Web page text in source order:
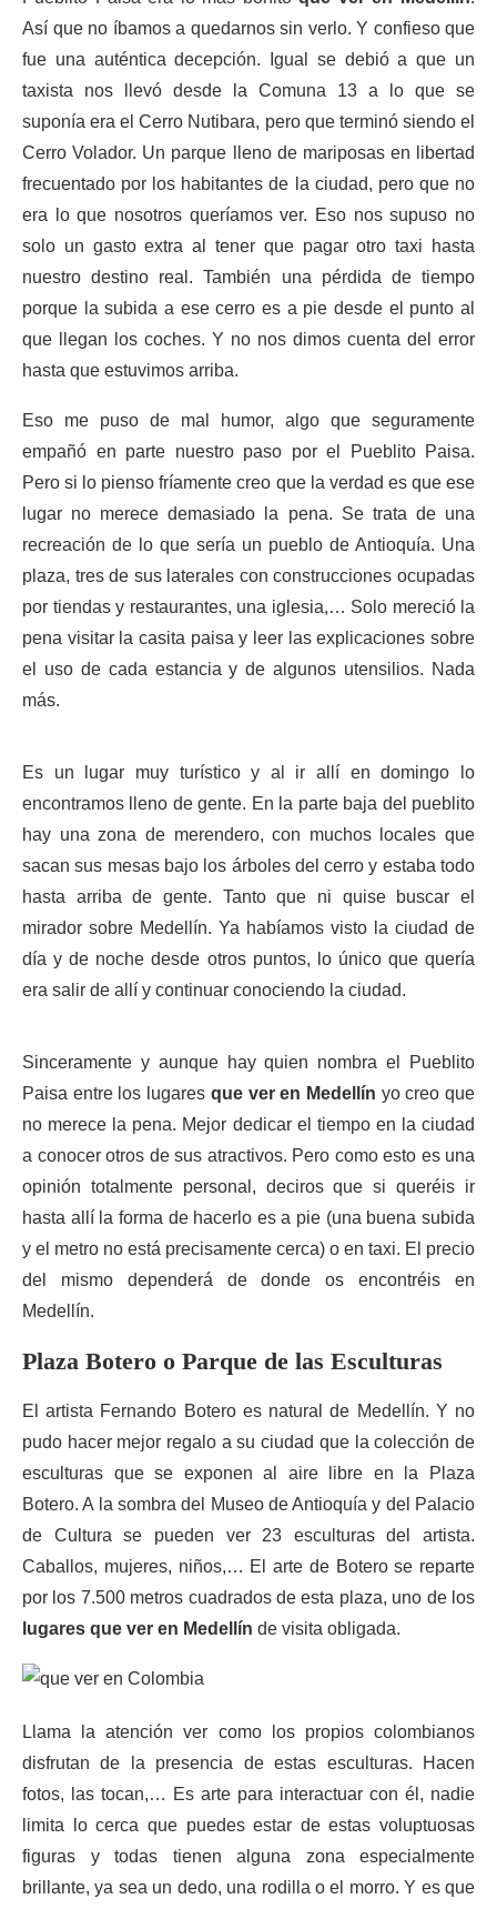
Así que no íbamos a quedarnos sin verlo. Y confieso que
fue una auténtica decepción. Igual se debió a que un
taxista nos llevó desde la Comuna 13 a lo que se
suponía era el Cerro Nutibara, pero que terminó siendo el
Cerro Volador. Un parque lleno de mariposas en libertad
frecuentado por los habitantes de la ciudad, pero que no
era lo que nosotros queríamos ver. Eso nos supuso no
solo un gasto extra al tener que pagar otro taxi hasta
nuestro destino real. También una pérdida de tiempo
porque la subida a ese cerro es a pie desde el punto al
que llegan los coches. Y no nos dimos cuenta del error
hasta que estuvimos arriba.
Eso me puso de mal humor, algo que seguramente
empañó en parte nuestro paso por el Pueblito Paisa.
Pero si lo pienso fríamente creo que la verdad es que ese
lugar no merece demasiado la pena. Se trata de una
recreación de lo que sería un pueblo de Antioquía. Una
plaza, tres de sus laterales con construcciones ocupadas
por tiendas y restaurantes, una iglesia,… Solo mereció la
pena visitar la casita paisa y leer las explicaciones sobre
el uso de cada estancia y de algunos utensilios. Nada
más.
Es un lugar muy turístico y al ir allí en domingo lo
encontramos lleno de gente. En la parte baja del pueblito
hay una zona de merendero, con muchos locales que
sacan sus mesas bajo los árboles del cerro y estaba todo
hasta arriba de gente. Tanto que ni quise buscar el
mirador sobre Medellín. Ya habíamos visto la ciudad de
día y de noche desde otros puntos, lo único que quería
era salir de allí y continuar conociendo la ciudad.
Sinceramente y aunque hay quien nombra el Pueblito
Paisa entre los lugares que ver en Medellín yo creo que
no merece la pena. Mejor dedicar el tiempo en la ciudad
a conocer otros de sus atractivos. Pero como esto es una
opinión totalmente personal, deciros que si queréis ir
hasta allí la forma de hacerlo es a pie (una buena subida
y el metro no está precisamente cerca) o en taxi. El precio
del mismo dependerá de donde os encontréis en
Medellín.
Plaza Botero o Parque de las Esculturas
El artista Fernando Botero es natural de Medellín. Y no
pudo hacer mejor regalo a su ciudad que la colección de
esculturas que se exponen al aire libre en la Plaza
Botero. A la sombra del Museo de Antioquía y del Palacio
de Cultura se pueden ver 23 esculturas del artista.
Caballos, mujeres, niños,… El arte de Botero se reparte
por los 7.500 metros cuadrados de esta plaza, uno de los
lugares que ver en Medellín de visita obligada.
Llama la atención ver como los propios colombianos
disfrutan de la presencia de estas esculturas. Hacen
fotos, las tocan,… Es arte para interactuar con él, nadie
limita lo cerca que puedes estar de estas voluptuosas
figuras y todas tienen alguna zona especialmente
brillante, ya sea un dedo, una rodilla o el morro. Y es que